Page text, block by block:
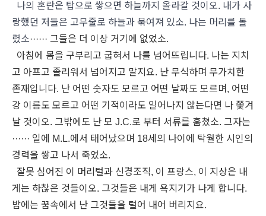
나의 혼란은 탑으로 쌓으면 하늘까지 올라갈 것이오. 내가 사
랑했던 저들은 고무줄로 하늘과 묶여져 있소. 나는 머리를 돌
렸소······ 그들은 더 이상 거기에 없었소.
아침에 몸을 구부리고 굽혀서 나를 넘어뜨립니다. 나는 지치
고 아프고 졸리워서 넘어지고 말지요. 난 무식하며 무가치한
존재입니다. 난 어떤 숫자도 모르고 어떤 날짜도 모르며, 어떤
강 이름도 모르고 어떤 기적이라도 일어나지 않는다면 나 쫓겨
날 것이오. 그밖에도 난 모 J.C.로 부터 서류를 훔쳤소. 그자는
······ 일에 M.L.에서 태어났으며 18세의 나이에 탁월한 시인의
경력을 쌓고 나서 죽었소.
잘못 심어진 이 머리털과 신경조직, 이 프랑스, 이 지상은 내
게는 하찮은 것들이오. 그것들은 내게 욕지기가 나게 합니다.
밤에는 꿈속에서 난 그것들을 털어 내어 버리지요.